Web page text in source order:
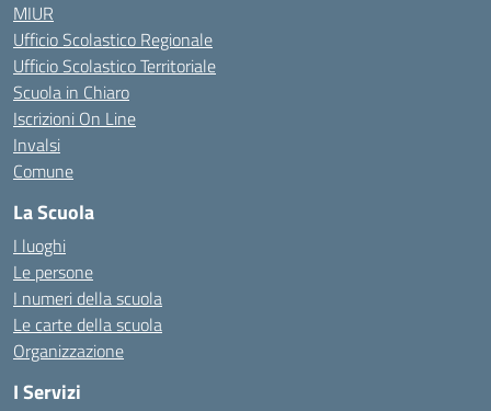
MIUR
Ufficio Scolastico Regionale
Ufficio Scolastico Territoriale
Scuola in Chiaro
Iscrizioni On Line
Invalsi
Comune
La Scuola
I luoghi
Le persone
I numeri della scuola
Le carte della scuola
Organizzazione
I Servizi